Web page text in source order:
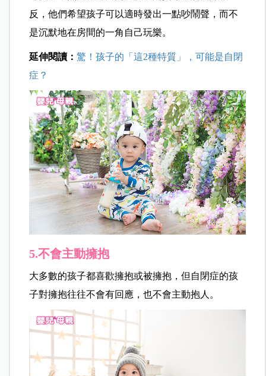
反，他們希望孩子可以適時發出一點吵鬧聲，而不
是沉默地在房間的一角自己玩樂。
延伸閱讀：驚！孩子的「這2種特質」，可能是自閉
症？
5.不會主動擁抱
大多數的孩子都喜歡擁抱或被擁抱，但自閉症的孩
子對擁抱往往不會有回應，也不會主動抱人。